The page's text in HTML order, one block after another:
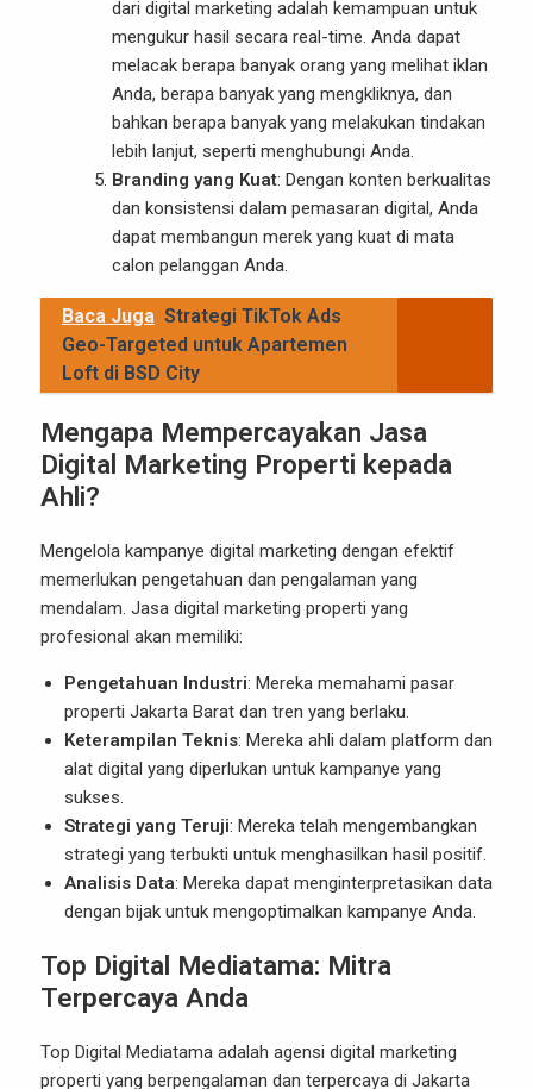
dari digital marketing adalah kemampuan untuk
mengukur hasil secara real-time. Anda dapat
melacak berapa banyak orang yang melihat iklan
Anda, berapa banyak yang mengkliknya, dan
bahkan berapa banyak yang melakukan tindakan
lebih lanjut, seperti menghubungi Anda.
Branding yang Kuat: Dengan konten berkualitas
dan konsistensi dalam pemasaran digital, Anda
dapat membangun merek yang kuat di mata
calon pelanggan Anda.
Baca Juga Strategi TikTok Ads
Geo-Targeted untuk Apartemen
Loft di BSD City
Mengapa Mempercayakan Jasa
Digital Marketing Properti kepada
Ahli?
Mengelola kampanye digital marketing dengan efektif
memerlukan pengetahuan dan pengalaman yang
mendalam. Jasa digital marketing properti yang
profesional akan memiliki:
Pengetahuan Industri: Mereka memahami pasar
properti Jakarta Barat dan tren yang berlaku.
Keterampilan Teknis: Mereka ahli dalam platform dan
alat digital yang diperlukan untuk kampanye yang
sukses.
Strategi yang Teruji: Mereka telah mengembangkan
strategi yang terbukti untuk menghasilkan hasil positif.
Analisis Data: Mereka dapat menginterpretasikan data
dengan bijak untuk mengoptimalkan kampanye Anda.
Top Digital Mediatama: Mitra
Terpercaya Anda
Top Digital Mediatama adalah agensi digital marketing
properti yang berpengalaman dan terpercaya di Jakarta